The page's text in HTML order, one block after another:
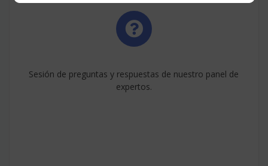
Sesión de preguntas y respuestas de nuestro panel de
expertos.